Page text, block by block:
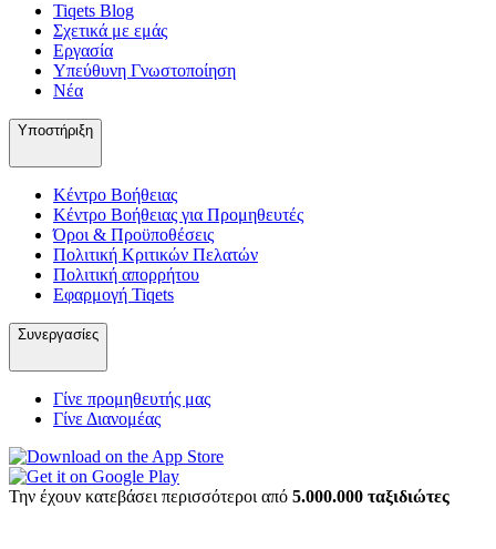
Tiqets Βlog
Σχετικά με εμάς
Εργασία
Υπεύθυνη Γνωστοποίηση
Νέα
Υποστήριξη
Κέντρο Βοήθειας
Κέντρο Βοήθειας για Προμηθευτές
Όροι & Προϋποθέσεις
Πολιτική Κριτικών Πελατών
Πολιτική απορρήτου
Εφαρμογή Tiqets
Συνεργασίες
Γίνε προμηθευτής μας
Γίνε Διανομέας
Την έχουν κατεβάσει περισσότεροι από 5.000.000 ταξιδιώτες